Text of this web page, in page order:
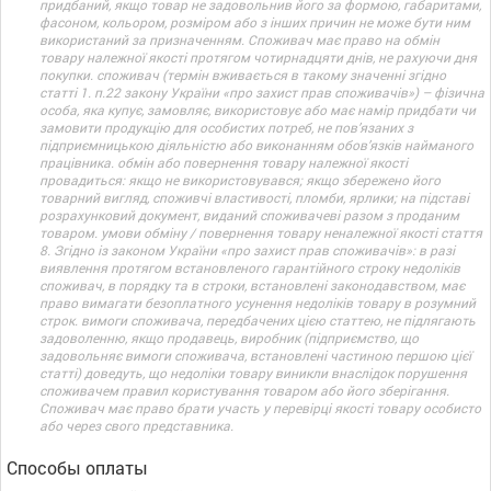
придбаний, якщо товар не задовольнив його за формою, габаритами,
фасоном, кольором, розміром або з інших причин не може бути ним
використаний за призначенням. Споживач має право на обмін
товару належної якості протягом чотирнадцяти днів, не рахуючи дня
покупки. споживач (термін вживається в такому значенні згідно
статті 1. п.22 закону України «про захист прав споживачів») – фізична
особа, яка купує, замовляє, використовує або має намір придбати чи
замовити продукцію для особистих потреб, не пов’язаних з
підприємницькою діяльністю або виконанням обов’язків найманого
працівника. обмін або повернення товару належної якості
провадиться: якщо не використовувався; якщо збережено його
товарний вигляд, споживчі властивості, пломби, ярлики; на підставі
розрахунковий документ, виданий споживачеві разом з проданим
товаром. умови обміну / повернення товару неналежної якості стаття
8. Згідно із законом України «про захист прав споживачів»: в разі
виявлення протягом встановленого гарантійного строку недоліків
споживач, в порядку та в строки, встановлені законодавством, має
право вимагати безоплатного усунення недоліків товару в розумний
строк. вимоги споживача, передбачених цією статтею, не підлягають
задоволенню, якщо продавець, виробник (підприємство, що
задовольняє вимоги споживача, встановлені частиною першою цієї
статті) доведуть, що недоліки товару виникли внаслідок порушення
споживачем правил користування товаром або його зберігання.
Споживач має право брати участь у перевірці якості товару особисто
або через свого представника.
Способы оплаты